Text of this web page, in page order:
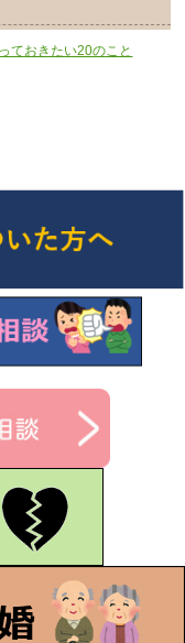
ておきたい20のこと